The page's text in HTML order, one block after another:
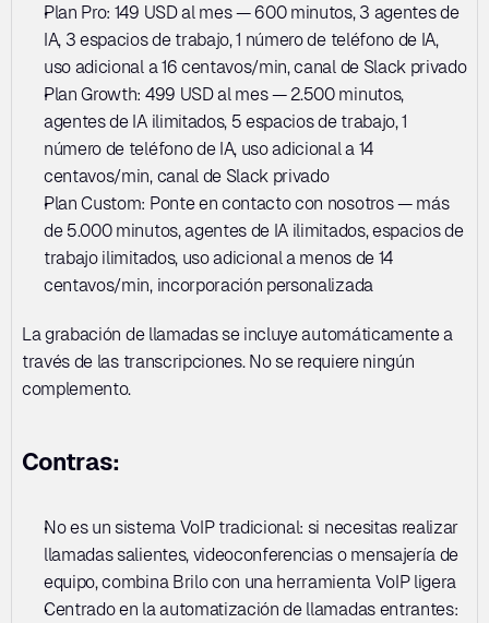
Plan Pro: 149 USD al mes — 600 minutos, 3 agentes de
IA, 3 espacios de trabajo, 1 número de teléfono de IA,
uso adicional a 16 centavos/min, canal de Slack privado
Plan Growth: 499 USD al mes — 2.500 minutos,
agentes de IA ilimitados, 5 espacios de trabajo, 1
número de teléfono de IA, uso adicional a 14
centavos/min, canal de Slack privado
Plan Custom: Ponte en contacto con nosotros — más
de 5.000 minutos, agentes de IA ilimitados, espacios de
trabajo ilimitados, uso adicional a menos de 14
centavos/min, incorporación personalizada
La grabación de llamadas se incluye automáticamente a
través de las transcripciones. No se requiere ningún
complemento.
Contras:
No es un sistema VoIP tradicional: si necesitas realizar
llamadas salientes, videoconferencias o mensajería de
equipo, combina Brilo con una herramienta VoIP ligera
Centrado en la automatización de llamadas entrantes: